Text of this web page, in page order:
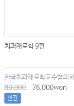
치과재료학 9판
한국치과재료학교수협의회
80,000
76,000won
신간